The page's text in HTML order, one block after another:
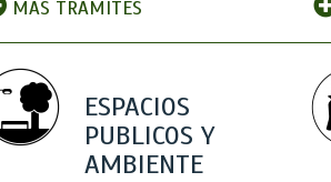
MÁS TRÁMITES
ESPACIOS
PUBLICOS Y
AMBIENTE